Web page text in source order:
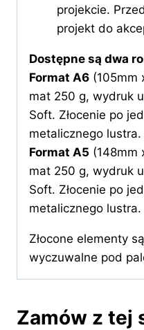
projekcie.
projekt do
Dostępne są dwa
Format A6 (105mm
mat 250 g, wydruk
Soft. Złocenie po
metalicznego lustra.
Format A5 (148mm
mat 250 g, wydruk
Soft. Złocenie po
metalicznego lustra.
Złocone elementy
wyczuwalne pod
Zamów z tej